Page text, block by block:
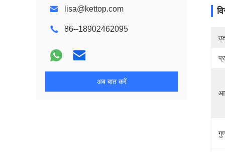
lisa@kettop.com
86--18902462095
अब बात करें